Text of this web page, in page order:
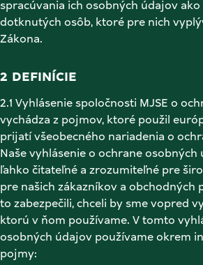
spracúvania ich osobných údajov ako
dotknutých osôb, ktoré pre nich
Zákona.
2 DEFINÍCIE
2.1 Vyhlásenie spoločnosti MJSE o
vychádza z pojmov, ktoré použil
prijatí všeobecného nariadenia o
Naše vyhlásenie o ochrane
ľahko čitateľné a zrozumiteľné pre
pre našich zákazníkov a obchodných
to zabezpečili, chceli by sme vopred
ktorú v ňom používame. V tomto
osobných údajov používame okrem
pojmy: